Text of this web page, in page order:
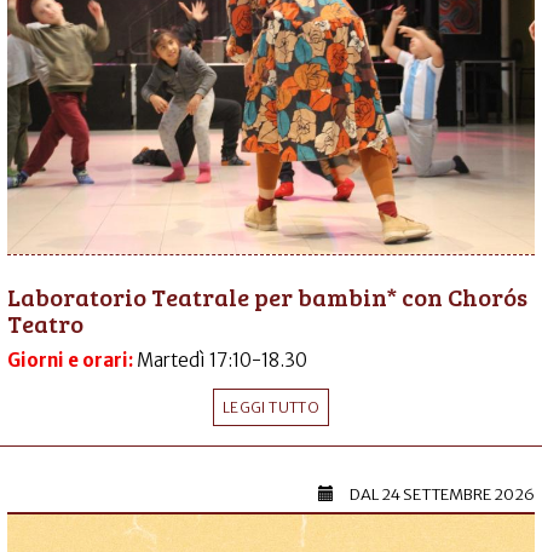
Laboratorio Teatrale per bambin* con Chorós
Teatro
Giorni e orari: Martedì 17:10-18.30
LEGGI TUTTO
DAL24 SETTEMBRE 2026